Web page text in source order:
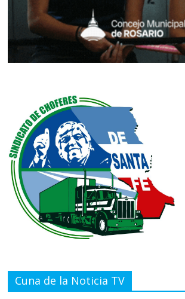
Cuna de la Noticia TV